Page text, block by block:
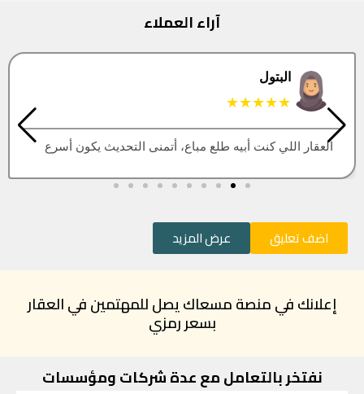
آراء العملاء
البتول
★★★★★
العقار اللي كنت أبيه طلع مباع، أتمنى التحديث يكون أسرع
اضف تعليق عرض المزيد
إعلانك في منصة مسعاك يصل للمهتمين في العقار
بسعر رمزي
نفتخر بالتعامل مع عدة شركات ومؤسسات